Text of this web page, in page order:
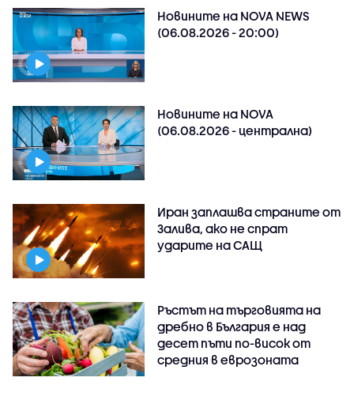
Новините на NOVA NEWS
(06.08.2026 - 20:00)
Новините на NOVA
(06.08.2026 - централна)
Иран заплашва страните от
Залива, ако не спрат
ударите на САЩ
Ръстът на търговията на
дребно в България е над
десет пъти по-висок от
средния в еврозоната